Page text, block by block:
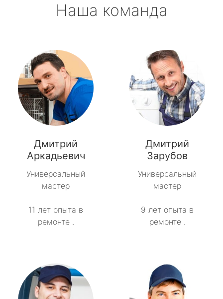
Сиверский
Синявино
Советский
Тайцы
Толмачёво
Ульяновка
Форносово
Янино-1
Наша команда
Дмитрий
Аркадьевич
Универсальный
мастер
11 лет опыта в
ремонте .
Дмитрий
Зарубов
Универсальный
мастер
9 лет опыта в
ремонте .